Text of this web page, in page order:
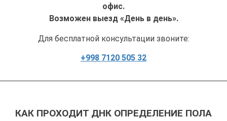
офис.
Возможен выезд «День в день».
Для бесплатной консультации звоните:
+998 7120 505 32
КАК ПРОХОДИТ ДНК ОПРЕДЕЛЕНИЕ ПОЛА